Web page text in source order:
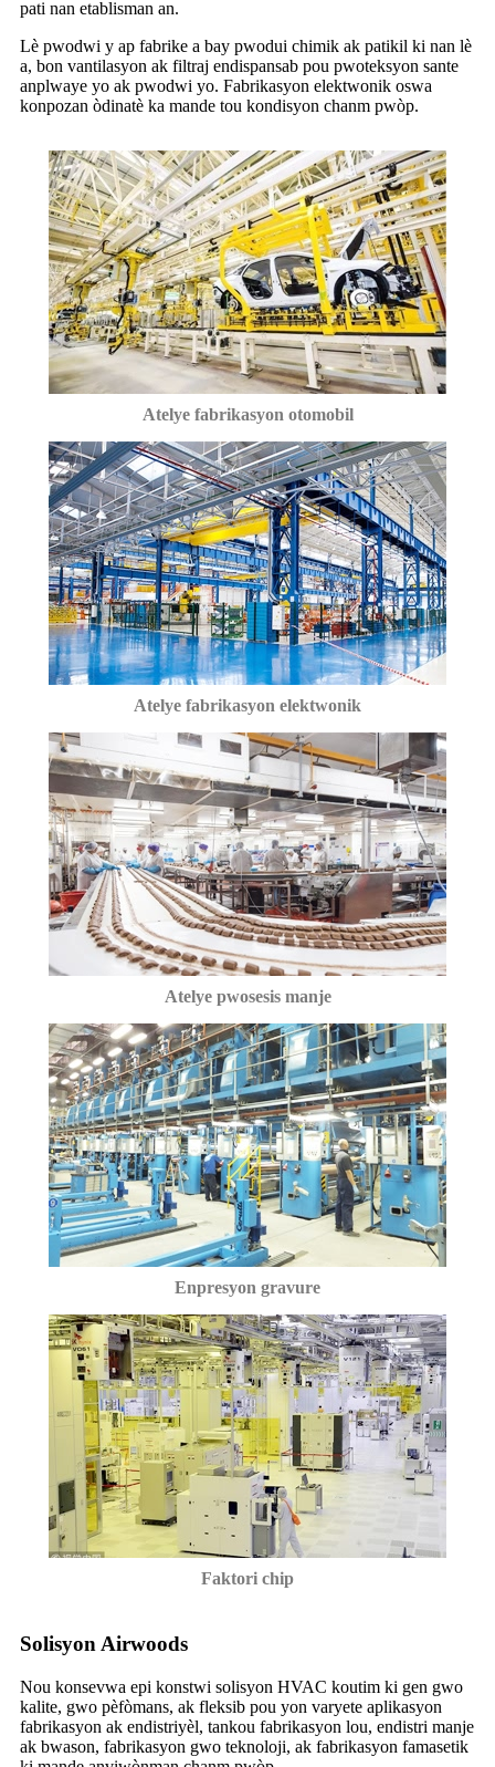
pati nan etablisman an.
Lè pwodwi y ap fabrike a bay pwodui chimik ak patikil ki nan lè
a, bon vantilasyon ak filtraj endispansab pou pwoteksyon sante
anplwaye yo ak pwodwi yo. Fabrikasyon elektwonik oswa
konpozan òdinatè ka mande tou kondisyon chanm pwòp.
Atelye fabrikasyon otomobil
Atelye fabrikasyon elektwonik
Atelye pwosesis manje
Enpresyon gravure
Faktori chip
Solisyon Airwoods
Nou konsevwa epi konstwi solisyon HVAC koutim ki gen gwo
kalite, gwo pèfòmans, ak fleksib pou yon varyete aplikasyon
fabrikasyon ak endistriyèl, tankou fabrikasyon lou, endistri manje
ak bwason, fabrikasyon gwo teknoloji, ak fabrikasyon famasetik